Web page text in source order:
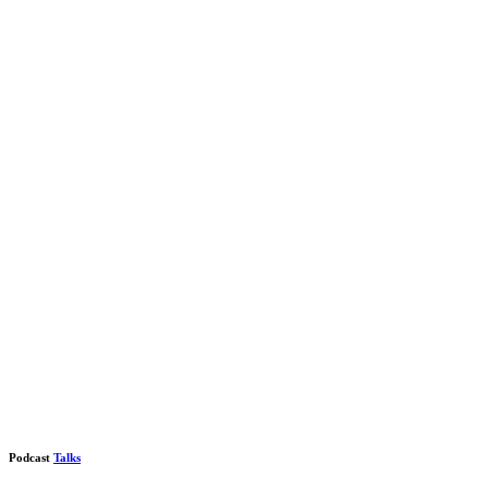
Podcast Talks